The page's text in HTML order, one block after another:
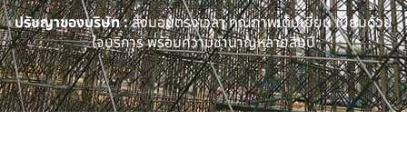
ปรัชญาของบริษัท :ส่งมอบตรงเวลา คุณภาพเต็มเยี่ยม เปี่ยมด้วย
ใจบริการ พร้อมความชำนาญหลายสิบปี